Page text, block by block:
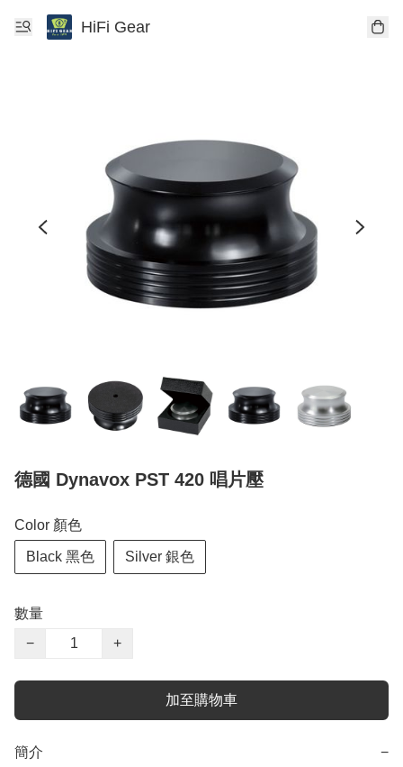
HiFi Gear
德國 Dynavox PST 420 唱片壓
Color 顏色
Black 黑色 Silver 銀色
數量
−
+
加至購物車
簡介 −